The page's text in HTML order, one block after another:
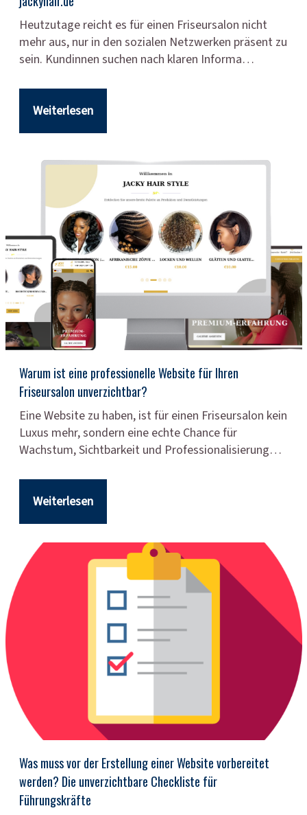
Heutzutage reicht es für einen Friseursalon nicht
mehr aus, nur in den sozialen Netzwerken präsent zu
sein. Kundinnen suchen nach klaren Informa…
Weiterlesen
Warum ist eine professionelle Website für Ihren
Friseursalon unverzichtbar?
Eine Website zu haben, ist für einen Friseursalon kein
Luxus mehr, sondern eine echte Chance für
Wachstum, Sichtbarkeit und Professionalisierung…
Weiterlesen
Was muss vor der Erstellung einer Website vorbereitet
werden? Die unverzichtbare Checkliste für
Führungskräfte